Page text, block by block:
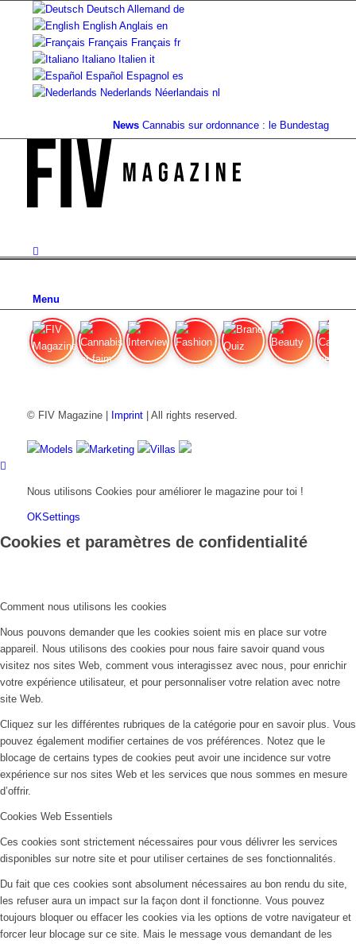
Deutsch Allemand de
English Anglais en
Français Français fr
Italiano Italien it
Español Espagnol es
Nederlands Néerlandais nl
News Cannabis sur ordonnance : le Bundestag
Menu
© FIV Magazine | Imprint| All rights reserved.
Models Marketing Villas
Nous utilisons Cookies pour améliorer le magazine pour toi !
OKSettings
Cookies et paramètres de confidentialité
Comment nous utilisons les cookies
Nous pouvons demander que les cookies soient mis en place sur votre
appareil. Nous utilisons des cookies pour nous faire savoir quand vous
visitez nos sites Web, comment vous interagissez avec nous, pour enrichir
votre expérience utilisateur, et pour personnaliser votre relation avec notre
site Web.
Cliquez sur les différentes rubriques de la catégorie pour en savoir plus. Vous
pouvez également modifier certaines de vos préférences. Notez que le
blocage de certains types de cookies peut avoir une incidence sur votre
expérience sur nos sites Web et les services que nous sommes en mesure
d’offrir.
Cookies Web Essentiels
Ces cookies sont strictement nécessaires pour vous délivrer les services
disponibles sur notre site et pour utiliser certaines de ses fonctionnalités.
Du fait que ces cookies sont absolument nécessaires au bon rendu du site,
les refuser aura un impact sur la façon dont il fonctionne. Vous pouvez
toujours bloquer ou effacer les cookies via les options de votre navigateur et
forcer leur blocage sur ce site. Mais le message vous demandant de les